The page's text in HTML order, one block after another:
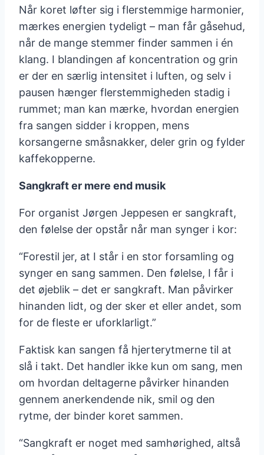
Når koret løfter sig i flerstemmige harmonier,
mærkes energien tydeligt – man får gåsehud,
når de mange stemmer finder sammen i én
klang. I blandingen af koncentration og grin
er der en særlig intensitet i luften, og selv i
pausen hænger flerstemmigheden stadig i
rummet; man kan mærke, hvordan energien
fra sangen sidder i kroppen, mens
korsangerne småsnakker, deler grin og fylder
kaffekopperne.
Sangkraft er mere end musik
For organist Jørgen Jeppesen er sangkraft,
den følelse der opstår når man synger i kor:
“Forestil jer, at I står i en stor forsamling og
synger en sang sammen. Den følelse, I får i
det øjeblik – det er sangkraft. Man påvirker
hinanden lidt, og der sker et eller andet, som
for de fleste er uforklarligt.”
Faktisk kan sangen få hjerterytmerne til at
slå i takt. Det handler ikke kun om sang, men
om hvordan deltagerne påvirker hinanden
gennem anerkendende nik, smil og den
rytme, der binder koret sammen.
“Sangkraft er noget med samhørighed, altså